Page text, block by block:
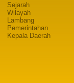
Sejarah
Wilayah
Lambang
Pemerintahan
Kepala Daerah